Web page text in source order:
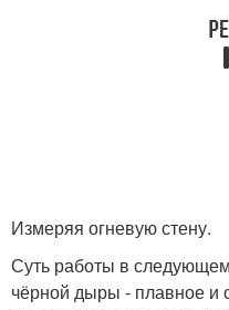
Измеряя огневую стену.
Суть работы в
чёрной дыры - плавное и